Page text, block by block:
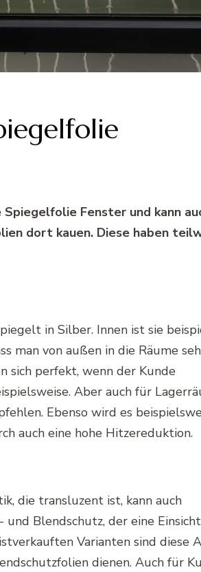
Spiegelfolie Fenster und kann
dort kauen. Diese haben
in Silber. Innen ist sie
man von außen in die Räume
sich perfekt, wenn der Kunde
Aber auch für
Ebenso wird es
auch eine hohe Hitzereduktion.
die transluzent ist, kann auch
und Blendschutz, der eine
Varianten sind diese
dienen. Auch für